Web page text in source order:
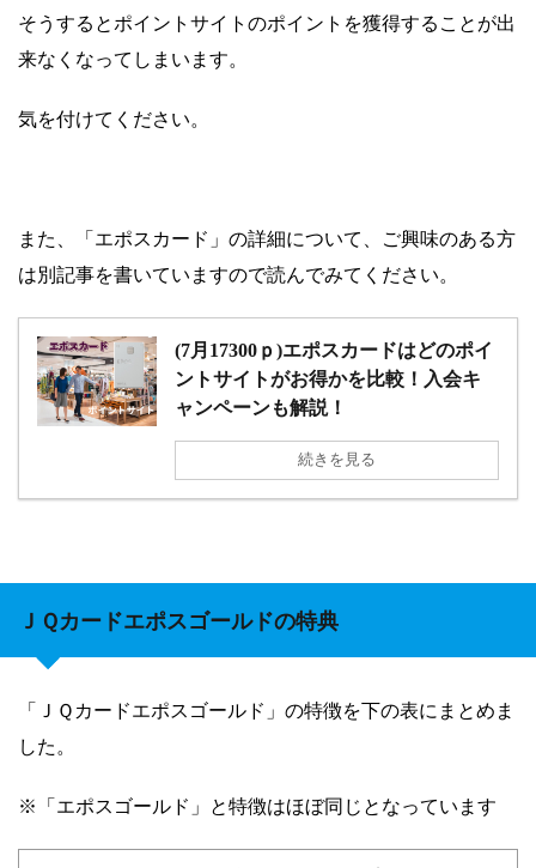
そうするとポイントサイトのポイントを獲得することが出
来なくなってしまいます。
気を付けてください。
また、「エポスカード」の詳細について、ご興味のある方
は別記事を書いていますので読んでみてください。
(7月17300ｐ)エポスカードはどのポイ
ントサイトがお得かを比較！入会キ
ャンペーンも解説！
続きを見る
ＪＱカードエポスゴールドの特典
「ＪＱカードエポスゴールド」の特徴を下の表にまとめま
した。
※「エポスゴールド」と特徴はほぼ同じとなっています